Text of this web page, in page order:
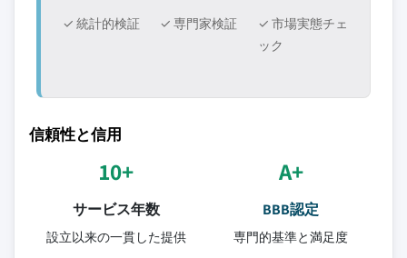
✓ 統計的検証
✓ 専門家検証
✓ 市場実態チェ
ック
信頼性と信用
10+
サービス年数
設立以来の一貫した提供
A+
BBB認定
専門的基準と満足度